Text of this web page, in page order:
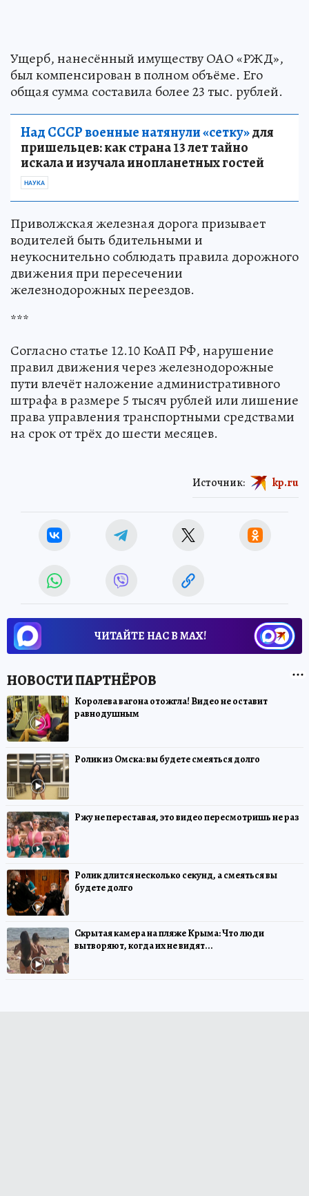
Ущерб, нанесённый имуществу ОАО «РЖД»,
был компенсирован в полном объёме. Его
общая сумма составила более 23 тыс. рублей.
Над СССР военные натянули «сетку»для
пришельцев: как страна 13 лет тайно
искала и изучала инопланетных гостей
НАУКА
Приволжская железная дорога призывает
водителей быть бдительными и
неукоснительно соблюдать правила дорожного
движения при пересечении
железнодорожных переездов.
***
Согласно статье 12.10 КоАП РФ, нарушение
правил движения через железнодорожные
пути влечёт наложение административного
штрафа в размере 5 тысяч рублей или лишение
права управления транспортными средствами
на срок от трёх до шести месяцев.
Источник: kp.ru
ЧИТАЙТЕ НАС В МАХ!
Королева вагона отожгла! Видео не оставит
равнодушным
Ролик из Омска: вы будете смеяться долго
Ржу не переставая, это видео пересмотришь не раз
Ролик длится несколько секунд, а смеяться вы
будете долго
Скрытая камера на пляже Крыма: Что люди
вытворяют, когда их не видят...